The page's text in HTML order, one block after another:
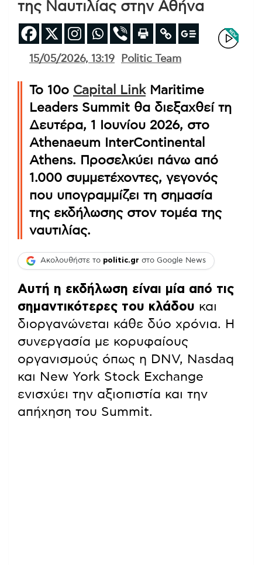
της Ναυτιλίας στην Αθήνα
15/05/2026, 13:19 Politic Team
Το 10ο Capital LinkMaritime
Leaders Summit θα διεξαχθεί τη
Δευτέρα, 1 Ιουνίου 2026, στο
Athenaeum InterContinental
Athens. Προσελκύει πάνω από
1.000 συμμετέχοντες, γεγονός
που υπογραμμίζει τη σημασία
της εκδήλωσης στον τομέα της
ναυτιλίας.
Ακολουθήστε το politic.gr στο Google News
Αυτή η εκδήλωση είναι μία από τις
σημαντικότερες του κλάδου και
διοργανώνεται κάθε δύο χρόνια. Η
συνεργασία με κορυφαίους
οργανισμούς όπως η DNV, Nasdaq
και New York Stock Exchange
ενισχύει την αξιοπιστία και την
απήχηση του Summit.